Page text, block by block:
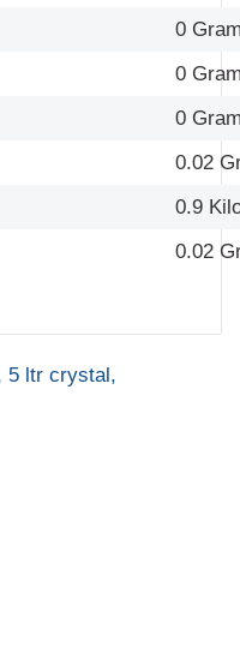
0
0
0
0.02
0.9
0.02
5 ltr crystal,